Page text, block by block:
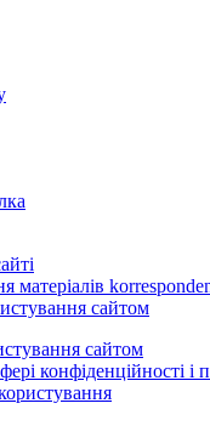
матеріалів
сайтом
сайтом
конфіденційності і